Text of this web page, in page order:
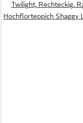
Twilight, Rechteckig,
Hochflorteppich Shaggy